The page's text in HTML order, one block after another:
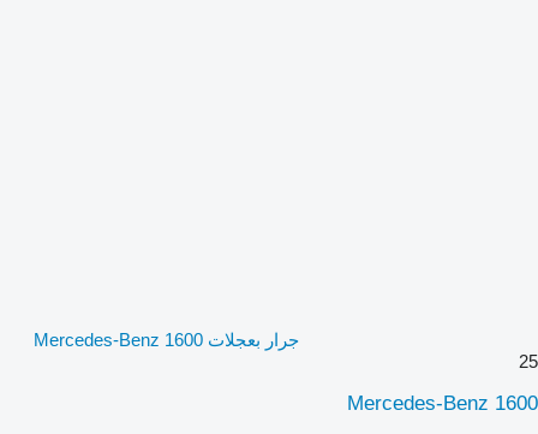
جرار بعجلات Mercedes-Benz 1600
25
Mercedes-Benz 1600